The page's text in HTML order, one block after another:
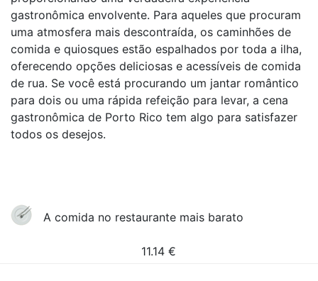
gastronômica envolvente. Para aqueles que procuram
uma atmosfera mais descontraída, os caminhões de
comida e quiosques estão espalhados por toda a ilha,
oferecendo opções deliciosas e acessíveis de comida
de rua. Se você está procurando um jantar romântico
para dois ou uma rápida refeição para levar, a cena
gastronômica de Porto Rico tem algo para satisfazer
todos os desejos.
A comida no restaurante mais barato
11.14 €